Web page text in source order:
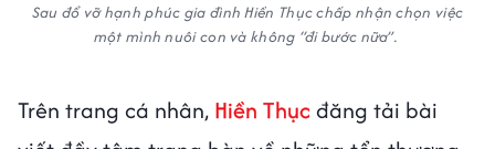
Sau đổ vỡ hạnh phúc gia đình Hiền Thục chấp nhận chọn việc
một mình nuôi con và không “đi bước nữa”.
Trên trang cá nhân, Hiền Thụcđăng tải bài